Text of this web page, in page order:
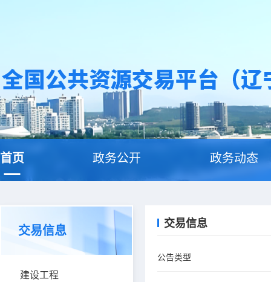
首页 政务公开 政务动态
交易信息
建设工程
交易信息
公告类型